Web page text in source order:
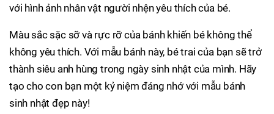
với hình ảnh nhân vật người nhện yêu thích của bé.
Màu sắc sặc sỡ và rực rỡ của bánh khiến bé không thể
không yêu thích. Với mẫu bánh này, bé trai của bạn sẽ trở
thành siêu anh hùng trong ngày sinh nhật của mình. Hãy
tạo cho con bạn một kỷ niệm đáng nhớ với mẫu bánh
sinh nhật đẹp này!